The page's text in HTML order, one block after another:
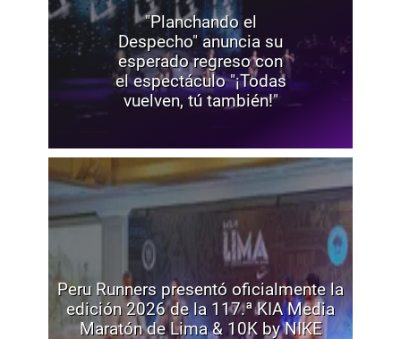
"Planchando el
Despecho" anuncia su
esperado regreso con
el espectáculo "¡Todas
vuelven, tú también!"
Peru Runners presentó oficialmente la
edición 2026 de la 117.ª KIA Media
Maratón de Lima & 10K by NIKE